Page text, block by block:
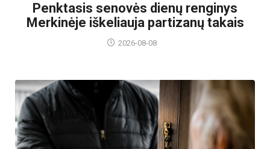
Penktasis senovės dienų renginys
Merkinėje iškeliauja partizanų takais
2026-08-08